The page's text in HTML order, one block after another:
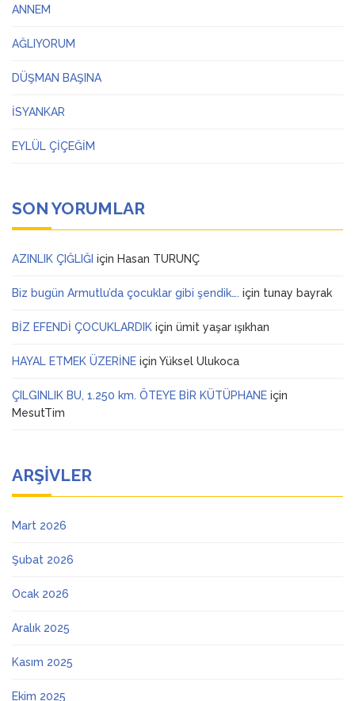
ANNEM
AĞLIYORUM
DÜŞMAN BAŞINA
İSYANKAR
EYLÜL ÇİÇEĞİM
SON YORUMLAR
AZINLIK ÇIĞLIĞI için Hasan TURUNÇ
Biz bugün Armutlu’da çocuklar gibi şendik…. için tunay bayrak
BİZ EFENDİ ÇOCUKLARDIK için ümit yaşar ışıkhan
HAYAL ETMEK ÜZERİNE için Yüksel Ulukoca
ÇILGINLIK BU, 1.250 km. ÖTEYE BİR KÜTÜPHANE için
MesutTim
ARŞIVLER
Mart 2026
Şubat 2026
Ocak 2026
Aralık 2025
Kasım 2025
Ekim 2025